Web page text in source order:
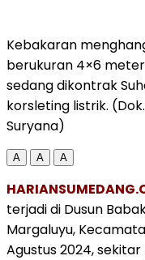
Kebakaran
berukuran 4×6 meter
sedang dikontrak
korsleting listrik.
Suryana)
A A A
terjadi di Dusun
Margaluyu,
Agustus 2024, sekitar